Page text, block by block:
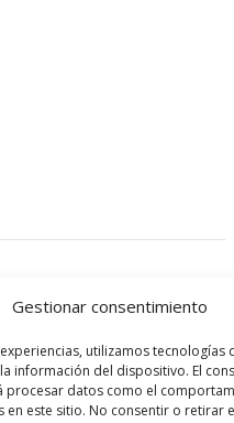
Gestionar consentimiento
utilizamos tecnologías
información del dispositivo. El
datos como el
en este sitio. No consentir o retirar